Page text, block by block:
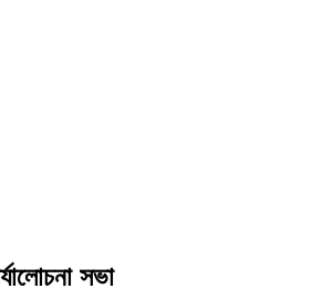
সভা